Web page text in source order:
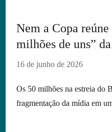
Nem a Copa
milhões de uns”
16 de junho de 2026
Os 50 milhões na estreia do
fragmentação da mídia em